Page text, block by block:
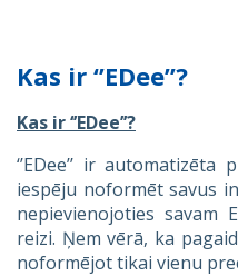
Kas ir ‘’EDee’’?
Kas ir ‘’EDee’’?
‘’EDee’’ ir
iespēju noformēt savus
nepievienojoties savam
reizi. Ņem vērā, ka
noformējot tikai vienu